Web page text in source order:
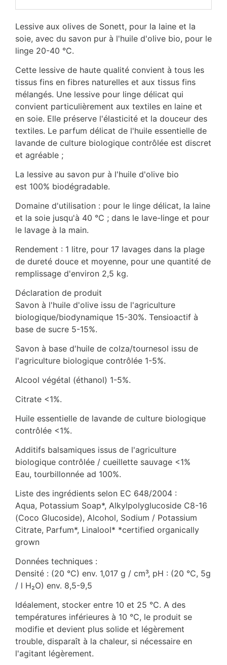
Lessive aux olives de Sonett, pour la laine et la
soie, avec du savon pur à l'huile d'olive bio, pour le
linge 20-40 °C.
Cette lessive de haute qualité convient à tous les
tissus fins en fibres naturelles et aux tissus fins
mélangés. Une lessive pour linge délicat qui
convient particulièrement aux textiles en laine et
en soie. Elle préserve l'élasticité et la douceur des
textiles. Le parfum délicat de l'huile essentielle de
lavande de culture biologique contrôlée est discret
et agréable ;
La lessive au savon pur à l'huile d'olive bio
est 100% biodégradable.
Domaine d'utilisation : pour le linge délicat, la laine
et la soie jusqu'à 40 °C ; dans le lave-linge et pour
le lavage à la main.
Rendement : 1 litre, pour 17 lavages dans la plage
de dureté douce et moyenne, pour une quantité de
remplissage d'environ 2,5 kg.
Déclaration de produit
Savon à l'huile d'olive issu de l'agriculture
biologique/biodynamique 15-30%. Tensioactif à
base de sucre 5-15%.
Savon à base d'huile de colza/tournesol issu de
l'agriculture biologique contrôlée 1-5%.
Alcool végétal (éthanol) 1-5%.
Citrate <1%.
Huile essentielle de lavande de culture biologique
contrôlée <1%.
Additifs balsamiques issus de l'agriculture
biologique contrôlée / cueillette sauvage <1%
Eau, tourbillonnée ad 100%.
Liste des ingrédients selon EC 648/2004 :
Aqua, Potassium Soap*, Alkylpolyglucoside C8-16
(Coco Glucoside), Alcohol, Sodium / Potassium
Citrate, Parfum*, Linalool* *certified organically
grown
Données techniques :
Densité : (20 °C) env. 1,017 g / cm³, pH : (20 °C, 5g
/ l H₂O) env. 8,5-9,5
Idéalement, stocker entre 10 et 25 °C. A des
températures inférieures à 10 °C, le produit se
modifie et devient plus solide et légèrement
trouble, disparaît à la chaleur, si nécessaire en
l'agitant légèrement.